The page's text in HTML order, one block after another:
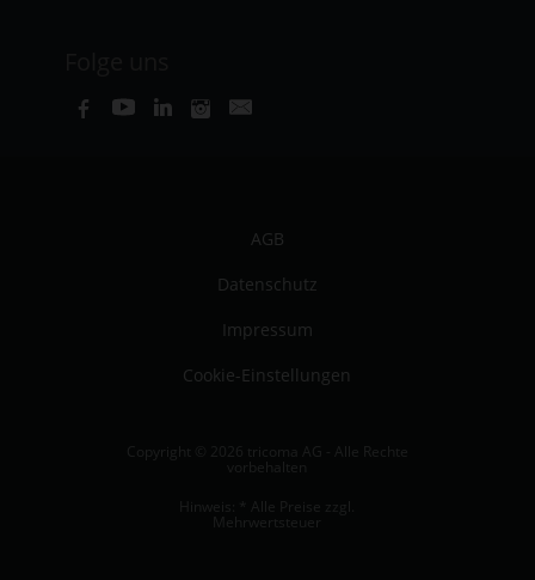
AGB
Datenschutz
Impressum
Cookie-Einstellungen